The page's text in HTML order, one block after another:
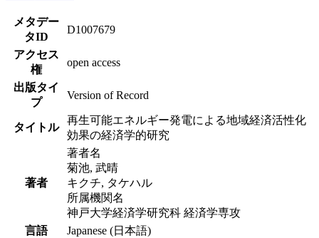
メタデー
タID
D1007679
アクセス
権
open access
出版タイ
プ
Version of Record
タイトル
再生可能エネルギー発電による地域経済活性化
効果の経済学的研究
著者
著者名
菊池, 武晴
キクチ, タケハル
所属機関名
神戸大学経済学研究科 経済学専攻
言語
Japanese (日本語)